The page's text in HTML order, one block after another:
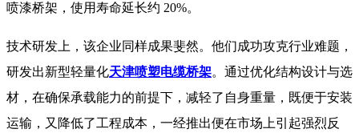
喷漆桥架，使用寿命延长约 20%。
技术研发上，该企业同样成果斐然。他们成功攻克行业难题，
研发出新型轻量化天津喷塑电缆桥架。通过优化结构设计与选
材，在确保承载能力的前提下，减轻了自身重量，既便于安装
运输，又降低了工程成本，一经推出便在市场上引起强烈反